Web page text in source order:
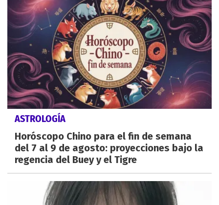
ASTROLOGÍA
Horóscopo Chino para el fin de semana
del 7 al 9 de agosto: proyecciones bajo la
regencia del Buey y el Tigre